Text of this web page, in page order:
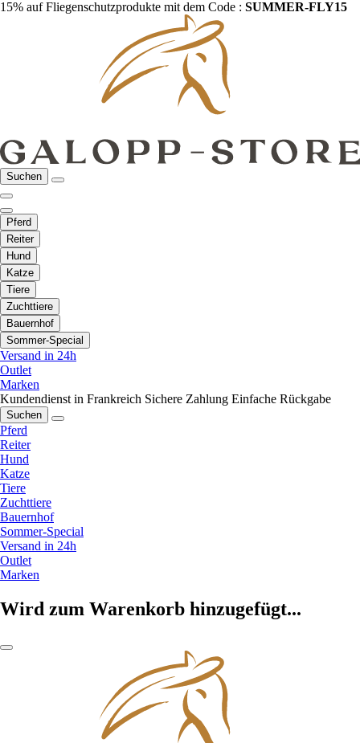
15% auf Fliegenschutzprodukte mit dem Code : SUMMER-FLY15
Suchen
Pferd
Reiter
Hund
Katze
Tiere
Zuchttiere
Bauernhof
Sommer-Special
Versand in 24h
Outlet
Marken
Kundendienst in Frankreich Sichere Zahlung Einfache Rückgabe
Suchen
Pferd
Reiter
Hund
Katze
Tiere
Zuchttiere
Bauernhof
Sommer-Special
Versand in 24h
Outlet
Marken
Wird zum Warenkorb hinzugefügt...